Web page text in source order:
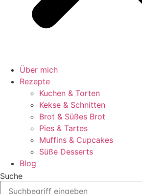
Über mich
Rezepte
Kuchen & Torten
Kekse & Schnitten
Brot & Süßes Brot
Pies & Tartes
Muffins & Cupcakes
Süße Desserts
Blog
Suche